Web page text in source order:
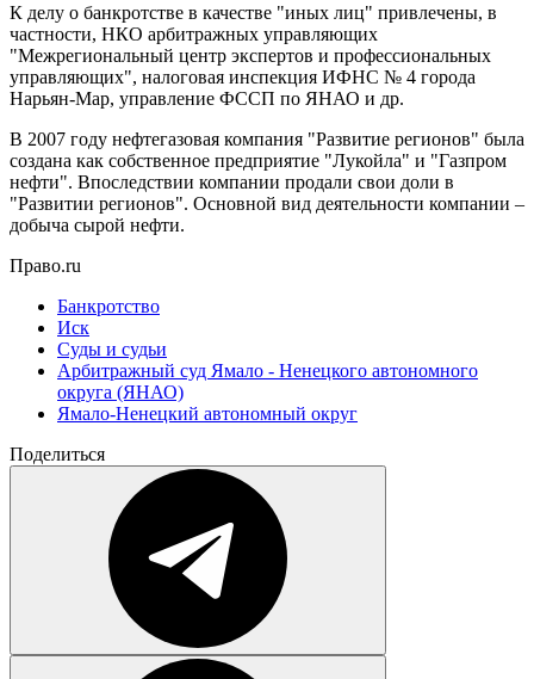
К делу о банкротстве в качестве "иных лиц" привлечены, в
частности, НКО арбитражных управляющих
"Межрегиональный центр экспертов и профессиональных
управляющих", налоговая инспекция ИФНС № 4 города
Нарьян-Мар, управление ФССП по ЯНАО и др.
В 2007 году нефтегазовая компания "Развитие регионов" была
создана как собственное предприятие "Лукойла" и "Газпром
нефти". Впоследствии компании продали свои доли в
"Развитии регионов". Основной вид деятельности компании –
добыча сырой нефти.
Право.ru
Банкротство
Иск
Суды и судьи
Арбитражный суд Ямало - Ненецкого автономного
округа (ЯНАО)
Ямало-Ненецкий автономный округ
Поделиться